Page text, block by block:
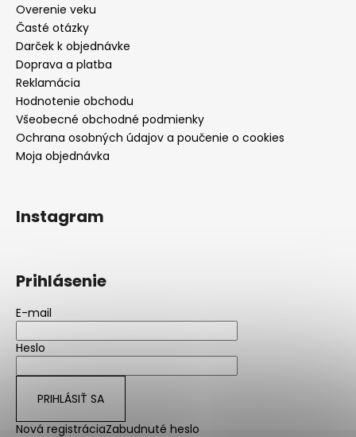
Overenie veku
Časté otázky
Darček k objednávke
Doprava a platba
Reklamácia
Hodnotenie obchodu
Všeobecné obchodné podmienky
Ochrana osobných údajov a poučenie o cookies
Moja objednávka
Instagram
Prihlásenie
E-mail
Heslo
PRIHLÁSIŤ SA
Nová registráciaZabudnuté heslo